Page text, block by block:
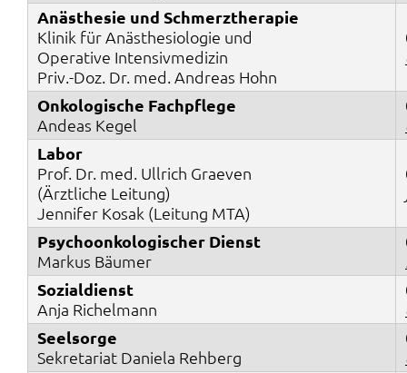
Anästhesie und Schmerztherapie
Klinik für Anästhesiologie und
Operative Intensivmedizin
Priv.-Doz. Dr. med. Andreas Hohn
Onkologische Fachpflege
Andeas Kegel
Labor
Prof. Dr. med. Ullrich Graeven
(Ärztliche Leitung)
Jennifer Kosak (Leitung MTA)
Psychoonkologischer Dienst
Markus Bäumer
Sozialdienst
Anja Richelmann
Seelsorge
Sekretariat Daniela Rehberg